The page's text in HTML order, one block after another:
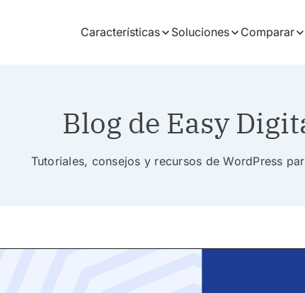
Características Soluciones Comparar
Blog de Easy
Tutoriales, consejos y recursos de WordPress